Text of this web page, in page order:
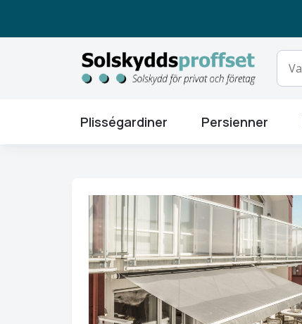
Plisségardiner Persienner